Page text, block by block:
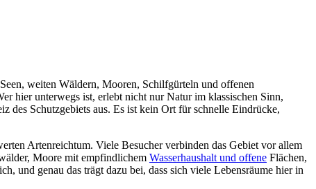
weiten Wäldern, Mooren, Schilfgürteln und offenen
hier unterwegs ist, erlebt nicht nur Natur im klassischen Sinn,
des Schutzgebiets aus. Es ist kein Ort für schnelle Eindrücke,
Artenreichtum. Viele Besucher verbinden das Gebiet vor allem
Moore mit empfindlichem Wasserhaushalt und offene Flächen,
und genau das trägt dazu bei, dass sich viele Lebensräume hier in